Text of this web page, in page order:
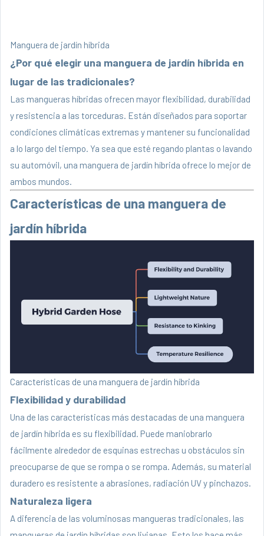
Manguera de jardín híbrida
¿Por qué elegir una manguera de jardín híbrida en
lugar de las tradicionales?
Las mangueras híbridas ofrecen mayor flexibilidad, durabilidad
y resistencia a las torceduras. Están diseñados para soportar
condiciones climáticas extremas y mantener su funcionalidad
a lo largo del tiempo. Ya sea que esté regando plantas o lavando
su automóvil, una manguera de jardín híbrida ofrece lo mejor de
ambos mundos.
Características de una manguera de
jardín híbrida
Características de una manguera de jardín híbrida
Flexibilidad y durabilidad
Una de las características más destacadas de una manguera
de jardín híbrida es su flexibilidad. Puede maniobrarlo
fácilmente alrededor de esquinas estrechas u obstáculos sin
preocuparse de que se rompa o se rompa. Además, su material
duradero es resistente a abrasiones, radiación UV y pinchazos.
Naturaleza ligera
A diferencia de las voluminosas mangueras tradicionales, las